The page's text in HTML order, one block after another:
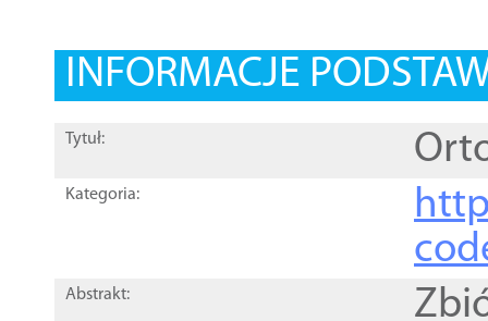
INFORMACJE
Tytuł:
Kategoria:
Abstrakt: